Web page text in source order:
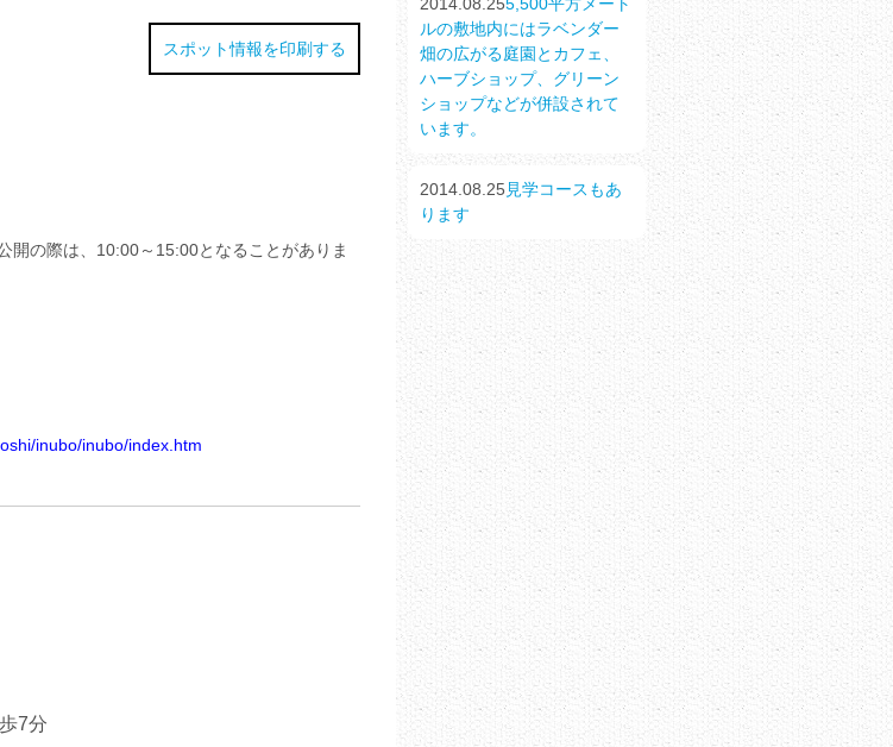
スポット情報を印刷する
開の際は、10:00～15:00となることがありま
inubo/inubo/index.htm
7分
ルの敷地内にはラベンダー
畑の広がる庭園とカフェ、
ハーブショップ、グリーン
ショップなどが併設されて
います。
2014.08.25 見学コースもあ
ります